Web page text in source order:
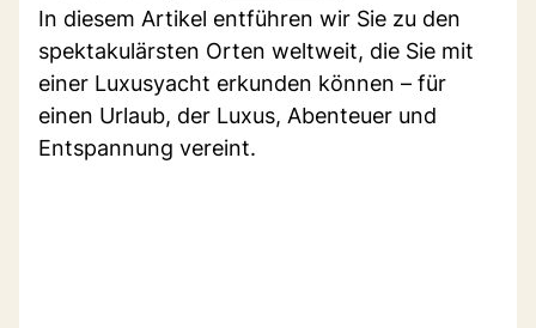
In diesem Artikel entführen wir Sie zu den
spektakulärsten Orten weltweit, die Sie mit
einer Luxusyacht erkunden können – für
einen Urlaub, der Luxus, Abenteuer und
Entspannung vereint.